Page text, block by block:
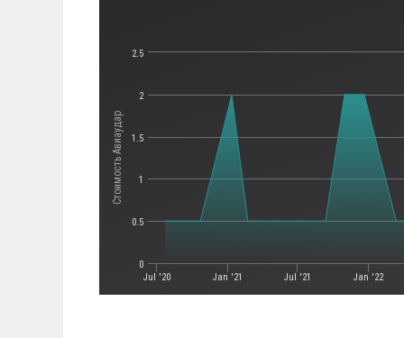
Стоимость Авиаудар
Jul '20 Jan '21 Jul '21 Jan '22
0
0.5
1
1.5
2
2.5